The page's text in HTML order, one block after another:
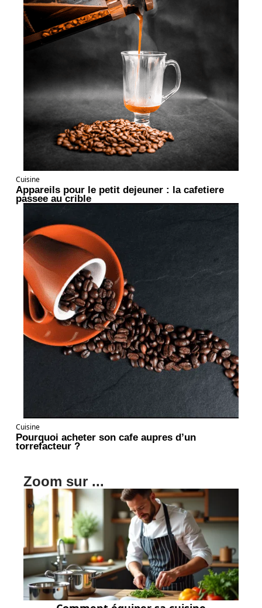
Cuisine
Appareils pour le petit dejeuner : la cafetiere
passee au crible
Cuisine
Pourquoi acheter son cafe aupres d’un
torrefacteur ?
Zoom sur ...